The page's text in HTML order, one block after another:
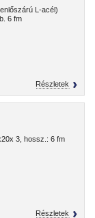
L-acél)
6 fm
Részletek
3, hossz.: 6 fm
Részletek